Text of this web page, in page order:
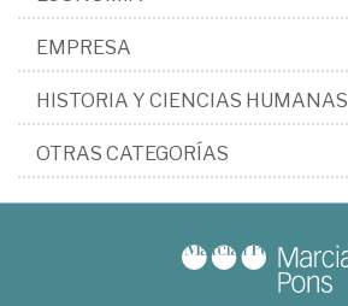
EMPRESA
HISTORIA Y CIENCIAS HUMANAS
OTRAS CATEGORÍAS